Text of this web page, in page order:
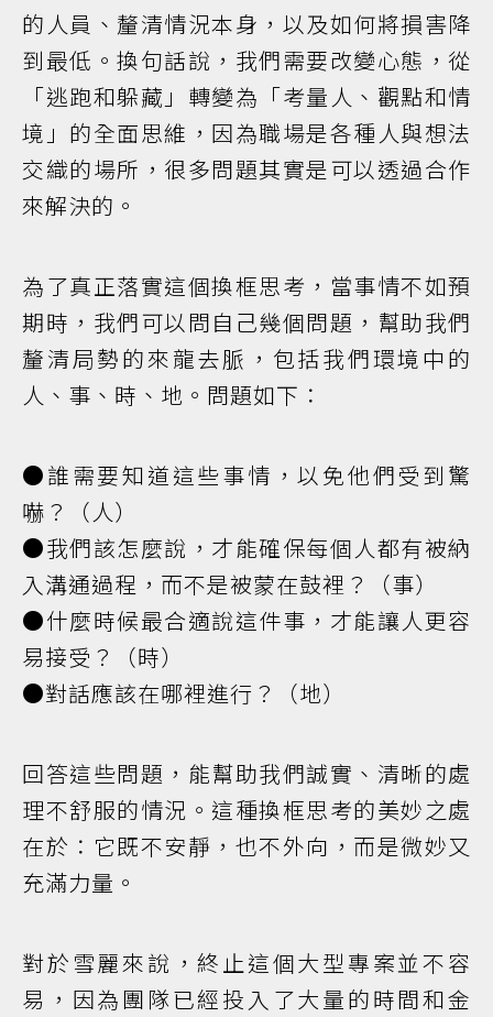
的人員、釐清情況本身，以及如何將損害降
到最低。換句話說，我們需要改變心態，從
「逃跑和躲藏」轉變為「考量人、觀點和情
境」的全面思維，因為職場是各種人與想法
交織的場所，很多問題其實是可以透過合作
來解決的。
為了真正落實這個換框思考，當事情不如預
期時，我們可以問自己幾個問題，幫助我們
釐清局勢的來龍去脈，包括我們環境中的
人、事、時、地。問題如下：
●誰需要知道這些事情，以免他們受到驚
嚇？（人）
●我們該怎麼說，才能確保每個人都有被納
入溝通過程，而不是被蒙在鼓裡？（事）
●什麼時候最合適說這件事，才能讓人更容
易接受？（時）
●對話應該在哪裡進行？（地）
回答這些問題，能幫助我們誠實、清晰的處
理不舒服的情況。這種換框思考的美妙之處
在於：它既不安靜，也不外向，而是微妙又
充滿力量。
對於雪麗來說，終止這個大型專案並不容
易，因為團隊已經投入了大量的時間和金